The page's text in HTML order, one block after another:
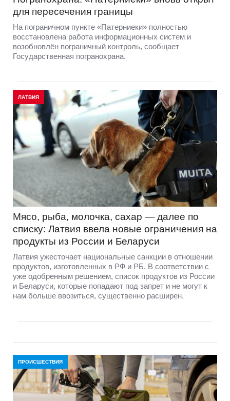
для пересечения границы
На пограничном пункте «Патерниеки» полностью
восстановлена работа информационных систем и
возобновлён пограничный контроль, сообщает
Государственная погранохрана.
ЛАТВИЯ
Мясо, рыба, молочка, сахар — далее по
списку: Латвия ввела новые ограничения на
продукты из России и Беларуси
Латвия ужесточает национальные санкции в отношении
продуктов, изготовленных в РФ и РБ. В соответствии с
уже одобренным решением, список продуктов из России
и Беларуси, которые попадают под запрет и не могут к
нам больше ввозиться, существенно расширен.
ПРОИСШЕСТВИЯ